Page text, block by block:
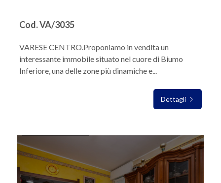
Cod. VA/3035
VARESE CENTRO.Proponiamo in vendita un
interessante immobile situato nel cuore di Biumo
Inferiore, una delle zone più dinamiche e...
Dettagli